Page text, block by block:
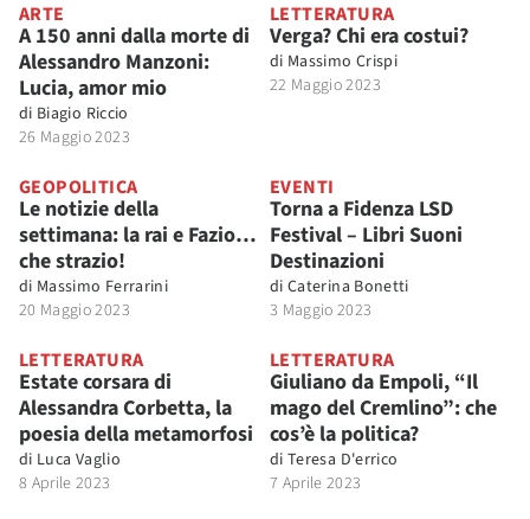
ARTE
A 150 anni dalla morte di
Alessandro Manzoni:
Lucia, amor mio
di Biagio Riccio
26 Maggio 2023
LETTERATURA
Verga? Chi era costui?
di Massimo Crispi
22 Maggio 2023
GEOPOLITICA
Le notizie della
settimana: la rai e Fazio…
che strazio!
di Massimo Ferrarini
20 Maggio 2023
EVENTI
Torna a Fidenza LSD
Festival – Libri Suoni
Destinazioni
di Caterina Bonetti
3 Maggio 2023
LETTERATURA
Estate corsara di
Alessandra Corbetta, la
poesia della metamorfosi
di Luca Vaglio
8 Aprile 2023
LETTERATURA
Giuliano da Empoli, “Il
mago del Cremlino”: che
cos’è la politica?
di Teresa D'errico
7 Aprile 2023